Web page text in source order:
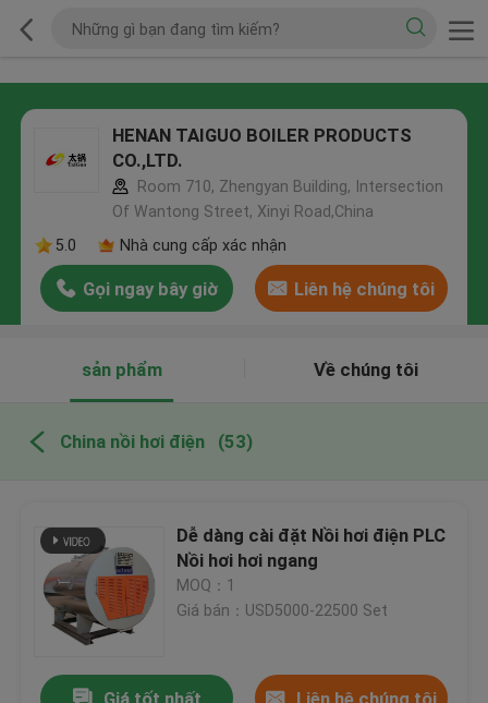
HENAN TAIGUO BOILER PRODUCTS
CO.,LTD.
Room 710, Zhengyan Building, Intersection
Of Wantong Street, Xinyi Road,China
5.0
Nhà cung cấp xác nhận
Gọi ngay bây giờ Liên hệ chúng tôi
sản phẩm Về chúng tôi
China nồi hơi điện (53)
Dễ dàng cài đặt Nồi hơi điện PLC
Nồi hơi hơi ngang
MOQ：1
Giá bán：USD5000-22500 Set